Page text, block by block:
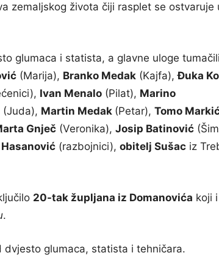
zemaljskog života čiji rasplet se ostvaruje
glumaca i statista, a glavne uloge
(Marija), Branko Medak (Kajfa),Đuka
Ivan Menalo (Pilat), Marino
(Juda), Martin Medak (Petar), Tomo
Gnječ (Veronika), Josip Batinović
(razbojnici), obitelj Sušac iz
20-tak župljana iz Domanovića koji
.
glumaca, statista i tehničara.